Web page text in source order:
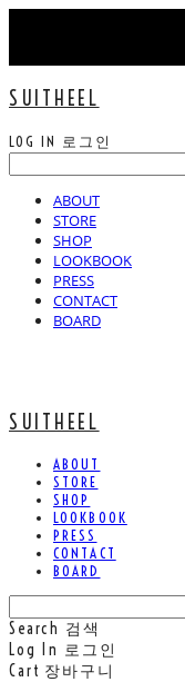
SUITHEEL
LOG IN 로그인
ABOUT
STORE
SHOP
LOOKBOOK
PRESS
CONTACT
BOARD
SUITHEEL
ABOUT
STORE
SHOP
LOOKBOOK
PRESS
CONTACT
BOARD
Search 검색
Log In 로그인
Cart 장바구니